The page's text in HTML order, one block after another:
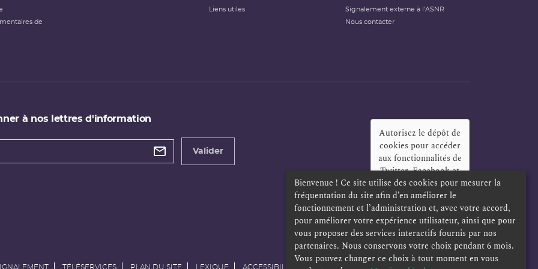
de
Liens utiles
Signalement externe à l'ASNR
Nous contacter
à nos lettres d'information
Valider
Autorisez le dépôt de
cookies pour accéder
aux fonctionnalités de
Twitter, Facebook et
LinkedIn?
Oui
Toujours
TÉLÉSERVICES PLAN DU SITE LEXIQUE ACCESSIBILITÉ POLITIQUE DE CONFIDENTIALITÉ
Bienvenue ! Ce site utilise des cookies pour mesurer la
fréquentation du site afin d’en améliorer le
fonctionnement et l’administration et, avec votre accord,
pour améliorer votre expérience utilisateur, ainsi que pour
vous proposer des services interactifs fournis par nos
partenaires. Nous conservons votre choix pendant 6 mois.
Vous pouvez changer ce choix à tout moment en vous